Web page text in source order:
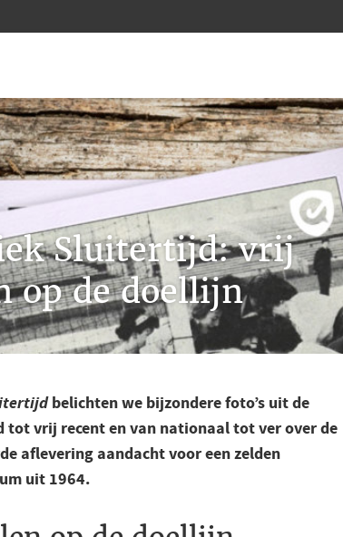
Sluitertijd: vrij
op de doellijn
belichten we bijzondere foto’s uit de
tot vrij recent en van nationaal tot ver over de
aflevering aandacht voor een zelden
uit 1964.